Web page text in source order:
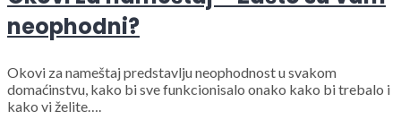
neophodni?
Okovi za nameštaj predstavlju neophodnost u svakom
domaćinstvu, kako bi sve funkcionisalo onako kako bi trebalo i
kako vi želite….